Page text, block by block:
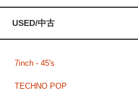
USED/中古
7inch - 45's
TECHNO POP